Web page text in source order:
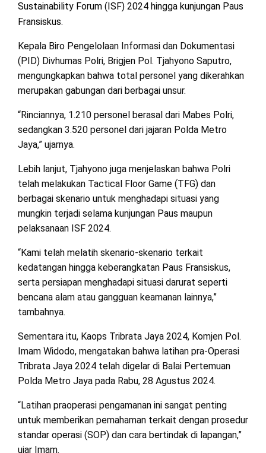
Sustainability Forum (ISF) 2024 hingga kunjungan Paus
Fransiskus.
Kepala Biro Pengelolaan Informasi dan Dokumentasi
(PID) Divhumas Polri, Brigjen Pol. Tjahyono Saputro,
mengungkapkan bahwa total personel yang dikerahkan
merupakan gabungan dari berbagai unsur.
“Rinciannya, 1.210 personel berasal dari Mabes Polri,
sedangkan 3.520 personel dari jajaran Polda Metro
Jaya,” ujarnya.
Lebih lanjut, Tjahyono juga menjelaskan bahwa Polri
telah melakukan Tactical Floor Game (TFG) dan
berbagai skenario untuk menghadapi situasi yang
mungkin terjadi selama kunjungan Paus maupun
pelaksanaan ISF 2024.
“Kami telah melatih skenario-skenario terkait
kedatangan hingga keberangkatan Paus Fransiskus,
serta persiapan menghadapi situasi darurat seperti
bencana alam atau gangguan keamanan lainnya,”
tambahnya.
Sementara itu, Kaops Tribrata Jaya 2024, Komjen Pol.
Imam Widodo, mengatakan bahwa latihan pra-Operasi
Tribrata Jaya 2024 telah digelar di Balai Pertemuan
Polda Metro Jaya pada Rabu, 28 Agustus 2024.
“Latihan praoperasi pengamanan ini sangat penting
untuk memberikan pemahaman terkait dengan prosedur
standar operasi (SOP) dan cara bertindak di lapangan,”
ujar Imam.